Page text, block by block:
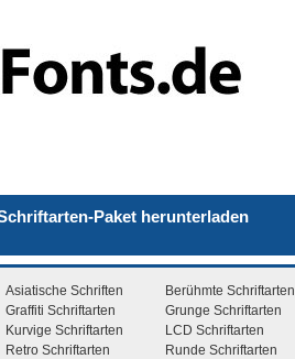
Paket herunterladen
Asiatische Schriften Berühmte Schriftarten
Graffiti Schriftarten Grunge Schriftarten
Kurvige Schriftarten LCD Schriftarten
Retro Schriftarten Runde Schriftarten